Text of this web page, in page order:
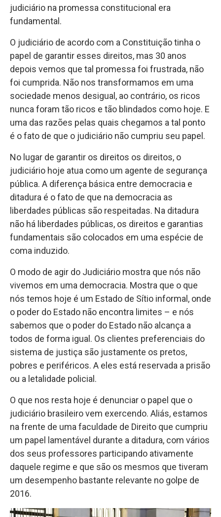
judiciário na promessa constitucional era
fundamental.
O judiciário de acordo com a Constituição tinha o
papel de garantir esses direitos, mas 30 anos
depois vemos que tal promessa foi frustrada, não
foi cumprida. Não nos transformamos em uma
sociedade menos desigual, ao contrário, os ricos
nunca foram tão ricos e tão blindados como hoje. E
uma das razões pelas quais chegamos a tal ponto
é o fato de que o judiciário não cumpriu seu papel.
No lugar de garantir os direitos os direitos, o
judiciário hoje atua como um agente de segurança
pública. A diferença básica entre democracia e
ditadura é o fato de que na democracia as
liberdades públicas são respeitadas. Na ditadura
não há liberdades públicas, os direitos e garantias
fundamentais são colocados em uma espécie de
coma induzido.
O modo de agir do Judiciário mostra que nós não
vivemos em uma democracia. Mostra que o que
nós temos hoje é um Estado de Sítio informal, onde
o poder do Estado não encontra limites – e nós
sabemos que o poder do Estado não alcança a
todos de forma igual. Os clientes preferenciais do
sistema de justiça são justamente os pretos,
pobres e periféricos. A eles está reservada a prisão
ou a letalidade policial.
O que nos resta hoje é denunciar o papel que o
judiciário brasileiro vem exercendo. Aliás, estamos
na frente de uma faculdade de Direito que cumpriu
um papel lamentável durante a ditadura, com vários
dos seus professores participando ativamente
daquele regime e que são os mesmos que tiveram
um desempenho bastante relevante no golpe de
2016.